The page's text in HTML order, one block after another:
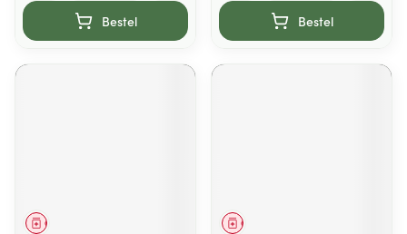
Bestel Bestel
Geneesmiddel Geneesmiddel